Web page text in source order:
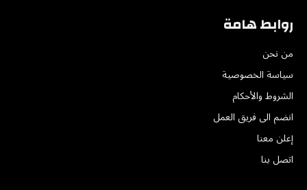
روابط هامة
من نحن
سياسة الخصوصية
الشروط والأحكام
انضم الى فريق العمل
إعلن معنا
اتصل بنا